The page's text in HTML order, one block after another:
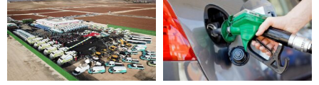
Türkiye’nin 2020 yılı Gayrisafi
Milli Hasıla (GSMH) rakamlarını
açıkladı. Buna göre, GSMH,
2020’de bir önceki seneye göre
yüzde 17,5 arttı. GSMH, geçen
yıl...